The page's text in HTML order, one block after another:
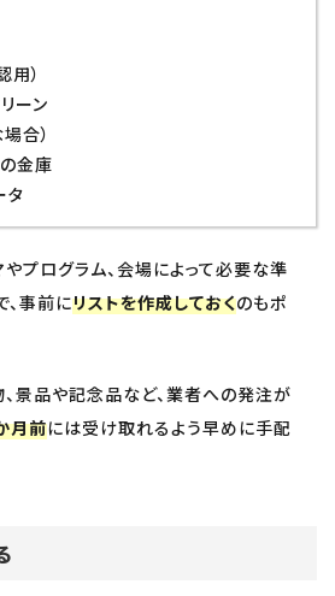
用）
ーン
合）
金庫
タ
プログラム、会場によって必要な準
事前にリストを作成しておくのもポ
景品や記念品など、業者への発注が
月前には受け取れるよう早めに手配